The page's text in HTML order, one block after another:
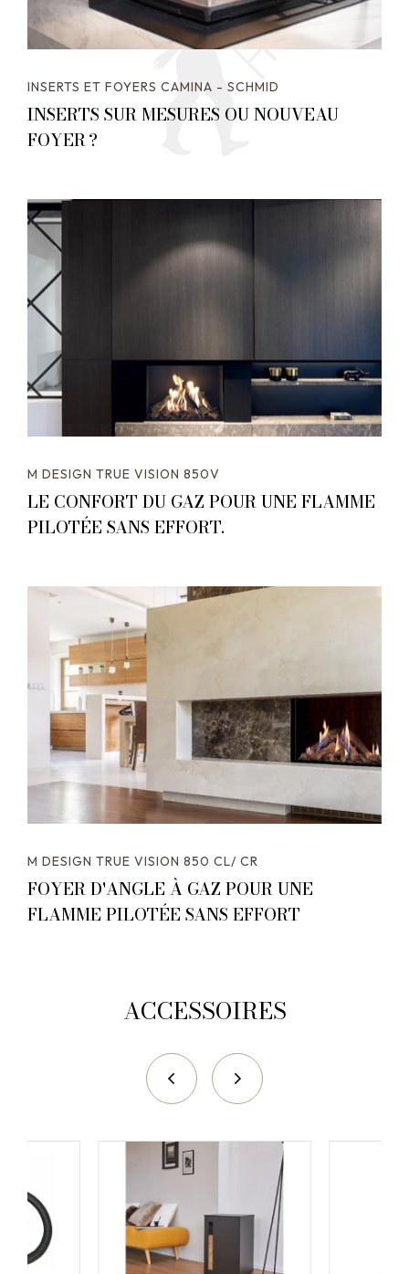
INSERTS ET FOYERS CAMINA - SCHMID
INSERTS SUR MESURES OU NOUVEAU
FOYER ?
M DESIGN TRUE VISION 850V
LE CONFORT DU GAZ POUR UNE FLAMME
PILOTÉE SANS EFFORT.
M DESIGN TRUE VISION 850 CL/ CR
FOYER D'ANGLE À GAZ POUR UNE
FLAMME PILOTÉE SANS EFFORT
ACCESSOIRES